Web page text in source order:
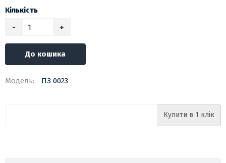
Кількість
-
+
До кошика
Модель: ПЗ 0023
Купити в 1 клік